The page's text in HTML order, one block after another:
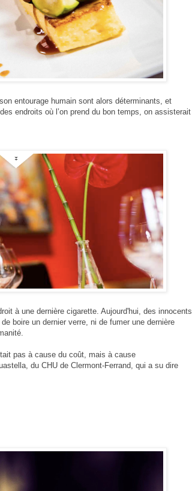
entourage humain sont alors déterminants, et
endroits où l’on prend du bon temps, on assisterait
à une dernière cigarette. Aujourd'hui, des innocents
boire un dernier verre, ni de fumer une dernière
pas à cause du coût, mais à cause
du CHU de Clermont-Ferrand, qui a su dire